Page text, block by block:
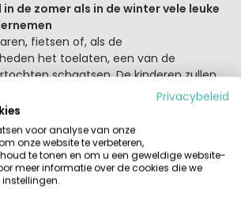
in de zomer als in de winter vele leuke
fietsen of, als de
het toelaten, een van de
schaatsen. De kinderen zullen
hier, of het nu in het
is, in de speeltuin of tijdens een
tuin. Zelf profiteer je daarnaast van
padelbaan en een prima à la carte
hoef je nooit ver te zoeken
Privacybeleid
voor analyse van onze
onze website te verbeteren,
te tonen en om u een geweldige website-
meer informatie over de cookies die we